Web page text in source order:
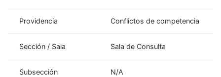
Providencia Conflictos de competencia
Sección / Sala Sala de Consulta
Subsección N/A